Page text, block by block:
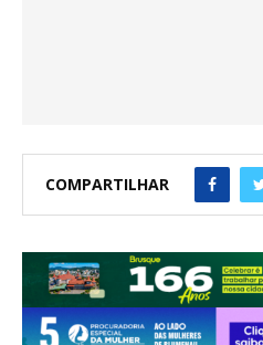
COMPARTILHAR